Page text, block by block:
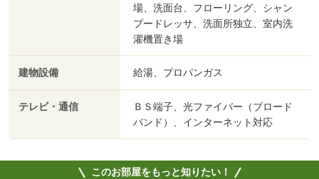
場、洗面台、フローリング、シャン
プードレッサ、洗面所独立、室内洗
濯機置き場
建物設備 給湯、プロパンガス
テレビ・通信
ＢＳ端子、光ファイバー（ブロード
バンド）、インターネット対応
このお部屋をもっと知りたい！